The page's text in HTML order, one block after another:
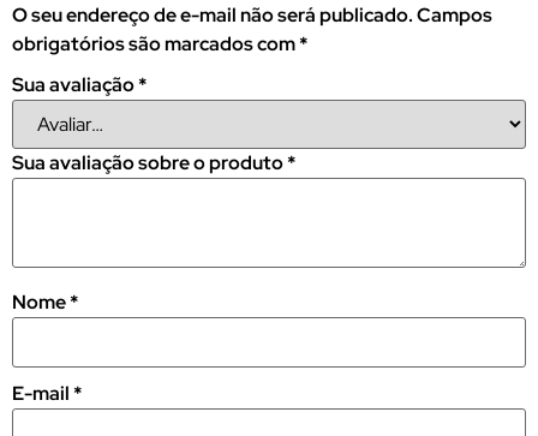
O seu endereço de e-mail não será publicado.Campos
obrigatórios são marcados com*
Sua avaliação*
Sua avaliação sobre o produto*
Nome*
E-mail *